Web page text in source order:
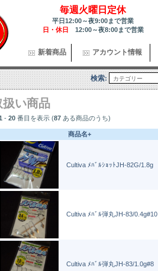
毎週火曜日定休
平日12:00～夜9:00まで営業
日・休日 12:00～夜8:00まで営業
新着商品 アカウント情報
検索:
扱い商品
- 20 番目を表示 (87 ある商品のうち)
商品名+
Cultiva ﾒﾊﾞﾙｼｮｯﾄJH-82G/1.8g
Cultiva ﾒﾊﾞﾙ弾丸JH-83/0.4g#10
Cultiva ﾒﾊﾞﾙ弾丸JH-83/1.0g#8